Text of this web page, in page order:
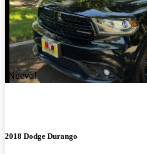
¡Nuevo!
2018 Dodge Durango